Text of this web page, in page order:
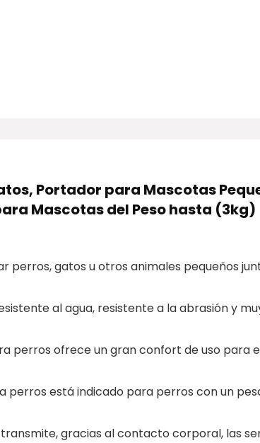
Portador para Mascotas
Mascotas del Peso hasta (3kg)
perros, gatos u otros animales pequeños
al agua, resistente a la abrasión y
perros ofrece un gran confort de uso para
perros está indicado para perros con un
gracias al contacto corporal, las